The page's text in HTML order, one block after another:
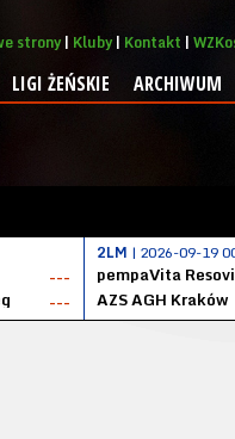
strony Kluby Kontakt
LIGI ŻEŃSKIE ARCHIWUM
---
---
2LM | 2026-09-19
pempaVita
AZS AGH Kraków